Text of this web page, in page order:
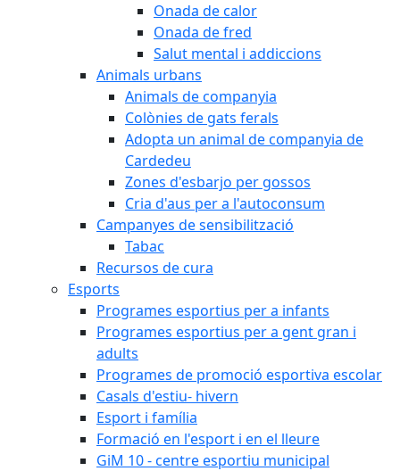
Onada de calor
Onada de fred
Salut mental i addiccions
Animals urbans
Animals de companyia
Colònies de gats ferals
Adopta un animal de companyia de
Cardedeu
Zones d'esbarjo per gossos
Cria d'aus per a l'autoconsum
Campanyes de sensibilització
Tabac
Recursos de cura
Esports
Programes esportius per a infants
Programes esportius per a gent gran i
adults
Programes de promoció esportiva escolar
Casals d'estiu- hivern
Esport i família
Formació en l'esport i en el lleure
GiM 10 - centre esportiu municipal